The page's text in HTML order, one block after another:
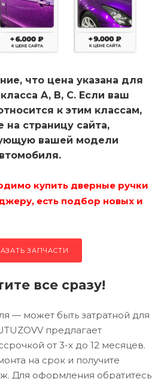
что цена указана для
A, B, C. Если ваш
к этим классам,
на страницу сайта,
вашей модели
купить дверные ручки
есть подбор новых и
ЗАПЧАСТИ
все сразу!
— может быть затратной для
предлагает
от 3-х до 12 месяцев.
на срок и получите
Для оформления обратитесь